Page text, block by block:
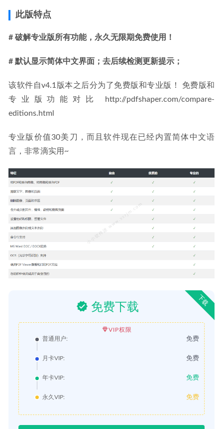
此版特点
# 破解专业版所有功能，永久无限期免费使用！
# 默认显示简体中文界面；去后续检测更新提示；
该软件自v4.1版本之后分为了免费版和专业版！ 免费版和
专业版功能对比 http://pdfshaper.com/compare-
editions.html
专业版价值30美刀，而且软件现在已经内置简体中文语
言，非常滴实用~
下载
免费下载
VIP权限
普通用户:
免费
月卡VIP: 免费
年卡VIP: 免费
永久VIP: 免费